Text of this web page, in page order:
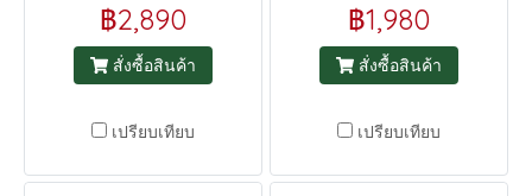
฿2,890
สั่งซื้อสินค้า
เปรียบเทียบ
฿1,980
สั่งซื้อสินค้า
เปรียบเทียบ